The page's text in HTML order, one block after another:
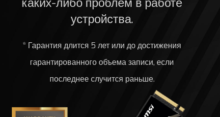
устройства.
* Гарантия длится 5 лет или до достижения
гарантированного объема записи, если
последнее случится раньше.